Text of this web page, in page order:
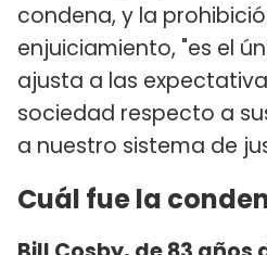
condena, y la
enjuiciamiento, "es el
ajusta a las
sociedad respecto a
a nuestro sistema de
Cuál fue la